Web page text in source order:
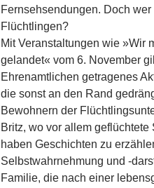
Fernsehsendungen. Doch
Flüchtlingen?
Mit Veranstaltungen wie »Wir
gelandet« vom 6. November
Ehrenamtlichen getragenes
die sonst an den Rand
Bewohnern der
Britz, wo vor allem
haben Geschichten zu
Selbstwahrnehmung und -
Familie, die nach einer